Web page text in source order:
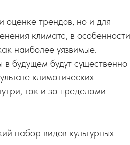
оценке трендов, но и для
климата, в особенности
наиболее уязвимые.
в будущем будут существенно
климатических
так и за пределами
набор видов культурных